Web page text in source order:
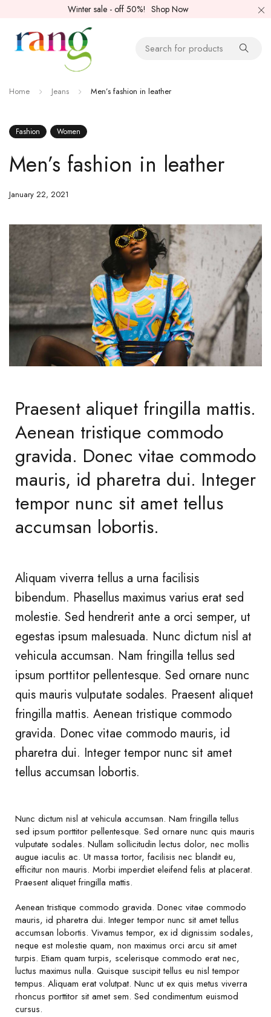
Winter sale - off 50%! Shop Now
Home Jeans Men’s fashion in leather
Fashion Women
Men’s fashion in leather
January 22, 2021
Praesent aliquet fringilla mattis.
Aenean tristique commodo
gravida. Donec vitae commodo
mauris, id pharetra dui. Integer
tempor nunc sit amet tellus
accumsan lobortis.
Aliquam viverra tellus a urna facilisis
bibendum. Phasellus maximus varius erat sed
molestie. Sed hendrerit ante a orci semper, ut
egestas ipsum malesuada. Nunc dictum nisl at
vehicula accumsan. Nam fringilla tellus sed
ipsum porttitor pellentesque. Sed ornare nunc
quis mauris vulputate sodales. Praesent aliquet
fringilla mattis. Aenean tristique commodo
gravida. Donec vitae commodo mauris, id
pharetra dui. Integer tempor nunc sit amet
tellus accumsan lobortis.
Nunc dictum nisl at vehicula accumsan. Nam fringilla tellus
sed ipsum porttitor pellentesque. Sed ornare nunc quis mauris
vulputate sodales. Nullam sollicitudin lectus dolor, nec mollis
augue iaculis ac. Ut massa tortor, facilisis nec blandit eu,
efficitur non mauris. Morbi imperdiet eleifend felis at placerat.
Praesent aliquet fringilla mattis.
Aenean tristique commodo gravida. Donec vitae commodo
mauris, id pharetra dui. Integer tempor nunc sit amet tellus
accumsan lobortis. Vivamus tempor, ex id dignissim sodales,
neque est molestie quam, non maximus orci arcu sit amet
turpis. Etiam quam turpis, scelerisque commodo erat nec,
luctus maximus nulla. Quisque suscipit tellus eu nisl tempor
tempus. Aliquam erat volutpat. Nunc ut ex quis metus viverra
rhoncus porttitor sit amet sem. Sed condimentum euismod
cursus.